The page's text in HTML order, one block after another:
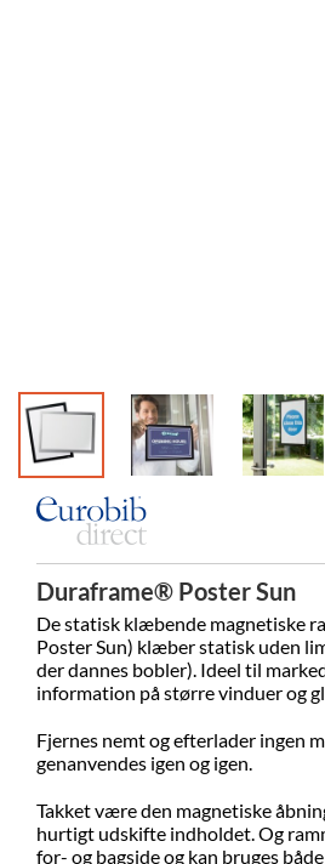
Duraframe® Poster Sun
De statisk klæbende magnetiske
Poster Sun) klæber statisk uden
der dannes bobler). Ideel til
information på større vinduer og
Fjernes nemt og efterlader ingen
genanvendes igen og igen.
Takket være den magnetiske
hurtigt udskifte indholdet. Og
for- og bagside og kan bruges